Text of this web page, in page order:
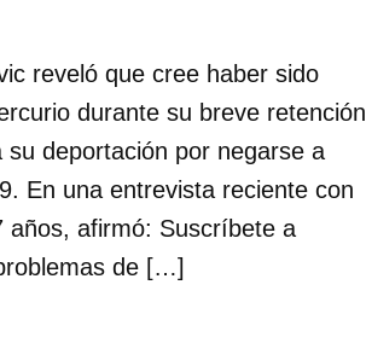
reveló que cree haber sido
durante su breve retención
deportación por negarse a
En una entrevista reciente con
años, afirmó: Suscríbete a
de […]